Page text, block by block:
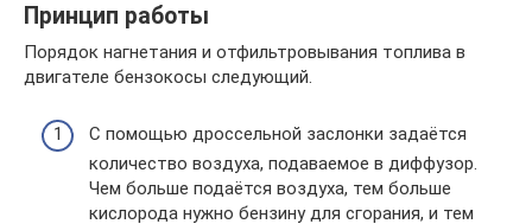
Принцип работы
Порядок нагнетания и отфильтровывания топлива в
двигателе бензокосы следующий.
С помощью дроссельной заслонки задаётся
количество воздуха, подаваемое в диффузор.
Чем больше подаётся воздуха, тем больше
кислорода нужно бензину для сгорания, и тем